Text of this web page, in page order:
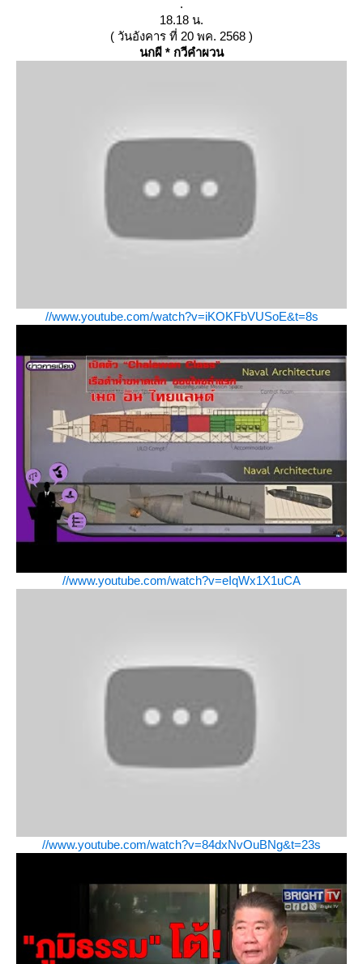
.
18.18 น.
( วันอังคาร ที่ 20 พค. 2568 )
นกผี * กวีคำผวน
//www.youtube.com/watch?v=iKOKFbVUSoE&t=8s
//www.youtube.com/watch?v=eIqWx1X1uCA
//www.youtube.com/watch?v=84dxNvOuBNg&t=23s